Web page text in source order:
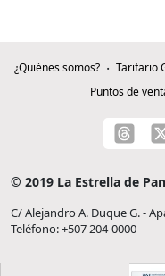
¿Quiénes somos? Tarifario
Puntos de
© 2019 La Estrella de
C/ Alejandro A. Duque G. -
Teléfono: +507 204-0000